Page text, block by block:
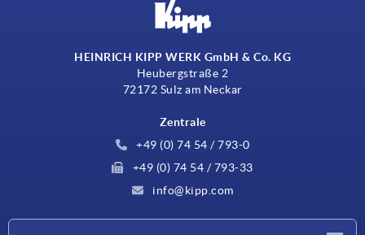
HEINRICH KIPP WERK GmbH & Co. KG
Heubergstraße 2
72172 Sulz am Neckar
Zentrale
+49 (0) 74 54 / 793-0
+49 (0) 74 54 / 793-33
info@kipp.com